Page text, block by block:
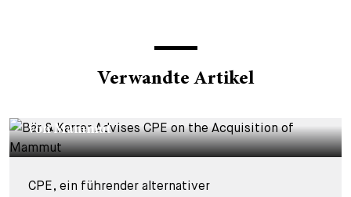
Verwandte Artikel
von Mammut
CPE, ein führender alternativer